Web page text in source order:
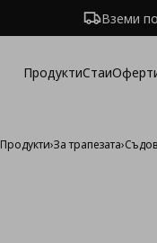
Вземи
ПродуктиСтаи
Продукти›За трапезата›